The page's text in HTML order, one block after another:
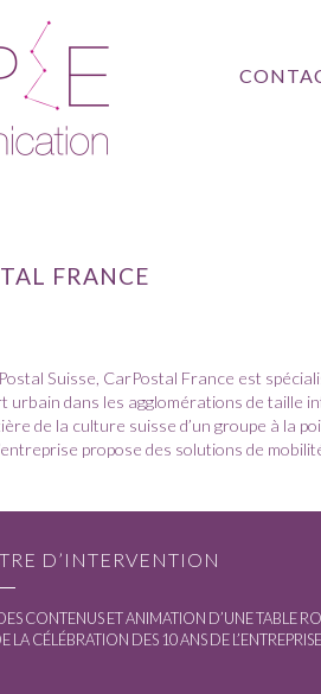
FRANCE
Suisse, CarPostal France est
urbain dans les agglomérations de taille
de la culture suisse d’un groupe à la
propose des solutions de
D’INTERVENTION
CONTENUS ET ANIMATION D’UNE TABLE
LA CÉLÉBRATION DES 10 ANS DE L’ENTREPRISE